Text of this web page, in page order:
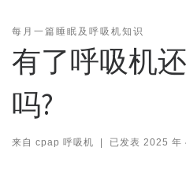
每月一篇睡眠及呼吸机知识
有了呼吸机
吗?
来自 cpap 呼吸机 | 已发表 2025 年